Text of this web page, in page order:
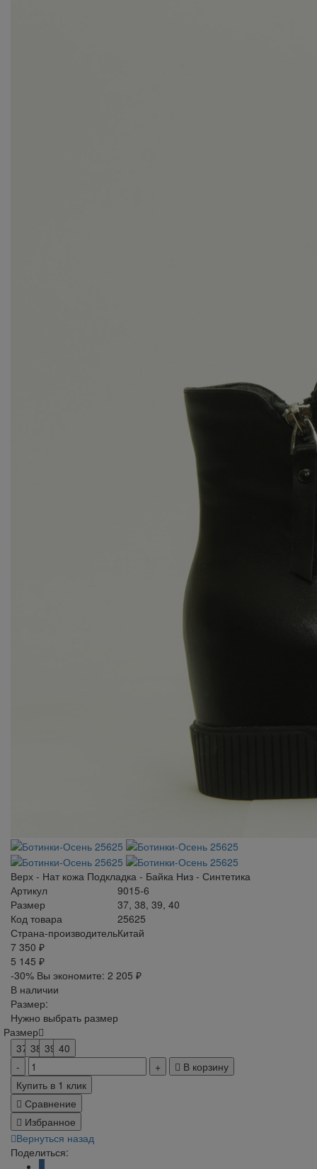
Верх - Нат кожа Подкладка - Байка Низ - Синтетика
Артикул
9015-6
Размер
37, 38, 39, 40
Код товара
25625
Страна-производительКитай
7 350 ₽
5 145 ₽
-30% Вы экономите: 2 205 ₽
В наличии
Размер:
Нужно выбрать размер
Размер
37 38 39 40
В корзину
Купить в 1 клик
Сравнение
Избранное
Вернуться назад
Поделиться: